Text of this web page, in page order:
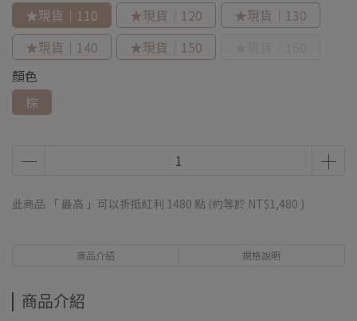
★現貨｜110
★現貨｜120
★現貨｜130
★現貨｜140
★現貨｜150
顏色
棕
此商品 「 最高 」可以折抵紅利 1480 點 (約等於 NT$1,480 )
商品介紹 規格說明
商品介紹